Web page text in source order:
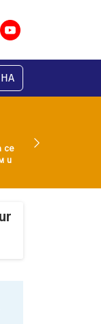
се
и